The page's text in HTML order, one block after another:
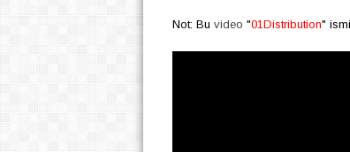
Not: Bu video "01Distribution"